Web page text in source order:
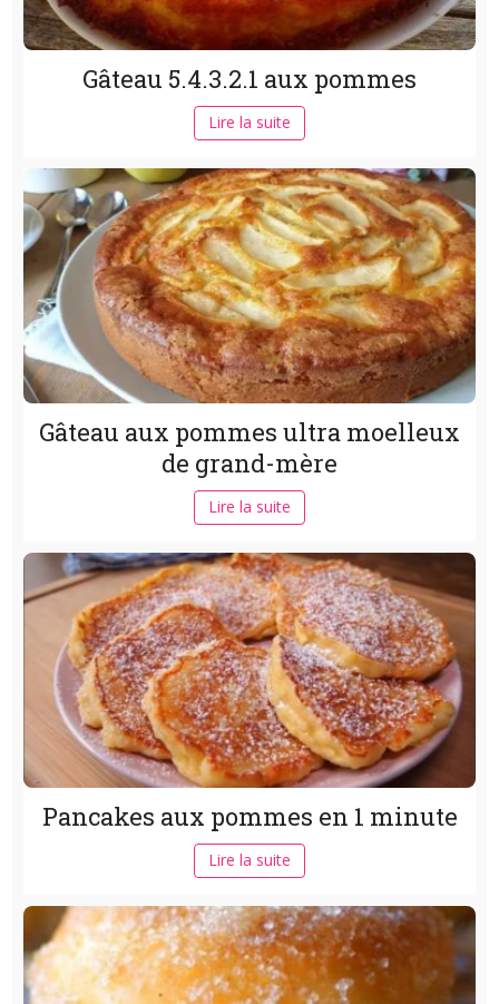
Gâteau 5.4.3.2.1 aux pommes
Lire la suite
Gâteau aux pommes ultra moelleux
de grand-mère
Lire la suite
Pancakes aux pommes en 1 minute
Lire la suite